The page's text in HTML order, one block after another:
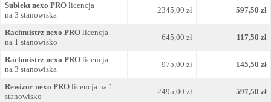
Subiekt nexo PROlicencja
na 3 stanowiska
2345,00 zł 597,50 zł
Rachmistrz nexo PROlicencja
na 1 stanowisko
645,00 zł 117,50 zł
Rachmistrz nexo PROlicencja
na 3 stanowiska
975,00 zł 145,50 zł
Rewizor nexo PROlicencja na 1
stanowisko
2495,00 zł 597,50 zł